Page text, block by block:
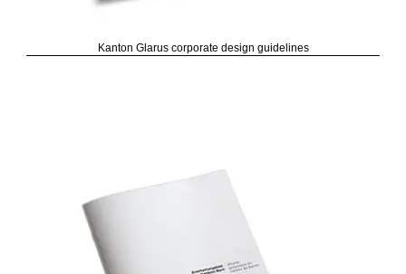
Kanton Glarus corporate design guidelines